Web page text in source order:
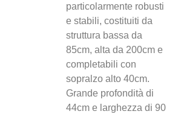
particolarmente robusti
e stabili, costituiti da
struttura bassa da
85cm, alta da 200cm e
completabili con
sopralzo alto 40cm.
Grande profondità di
44cm e larghezza di 90